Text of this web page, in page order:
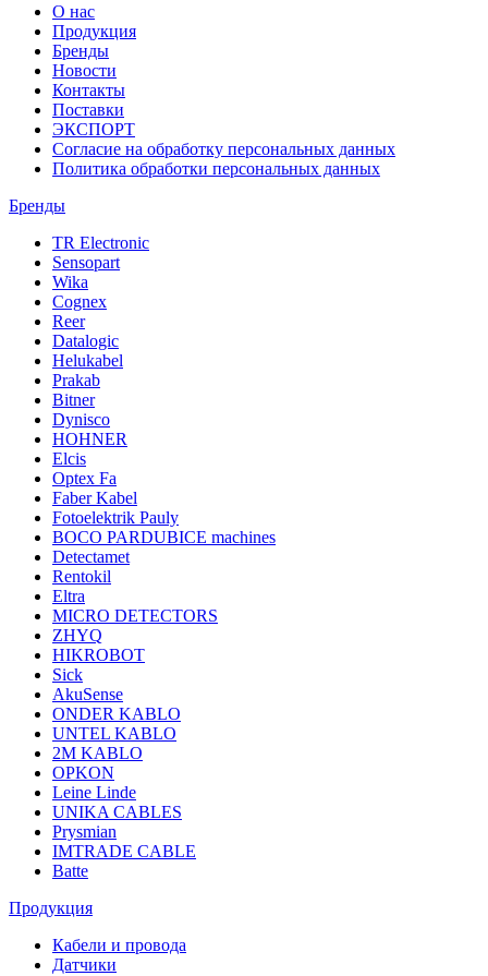
О нас
Продукция
Бренды
Новости
Контакты
Поставки
ЭКСПОРТ
Согласие на обработку персональных данных
Политика обработки персональных данных
Бренды
TR Electronic
Sensopart
Wika
Cognex
Reer
Datalogic
Helukabel
Prakab
Bitner
Dynisco
HOHNER
Elcis
Optex Fa
Faber Kabel
Fotoelektrik Pauly
BOCO PARDUBICE machines
Detectamet
Rentokil
Eltra
MICRO DETECTORS
ZHYQ
HIKROBOT
Sick
AkuSense
ONDER KABLO
UNTEL KABLO
2M KABLO
OPKON
Leine Linde
UNIKA CABLES
Prysmian
IMTRADE CABLE
Batte
Продукция
Кабели и провода
Датчики